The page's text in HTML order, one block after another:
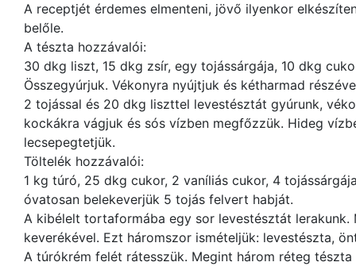
A receptjét érdemes elmenteni, jövő ilyenkor
belőle.
A tészta hozzávalói:
30 dkg liszt, 15 dkg zsír, egy tojássárgája, 10 dkg
Összegyúrjuk. Vékonyra nyújtjuk és kétharmad
2 tojással és 20 dkg liszttel levestésztát gyúrunk,
kockákra vágjuk és sós vízben megfőzzük. Hideg
lecsepegtetjük.
Töltelék hozzávalói:
1 kg túró, 25 dkg cukor, 2 vaníliás cukor, 4
óvatosan belekeverjük 5 tojás felvert habját.
A kibélelt tortaformába egy sor levestésztát
keverékével. Ezt háromszor ismételjük: levestészta,
A túrókrém felét rátesszük. Megint három réteg